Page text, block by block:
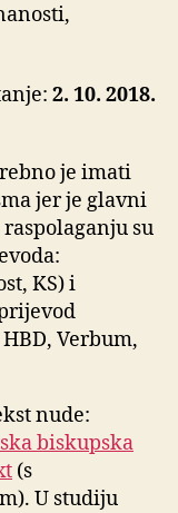
2. 10. 2018.
je imati
jer je glavni
su
KS) i
Verbum,
nude:
biskupska
(s
U studiju